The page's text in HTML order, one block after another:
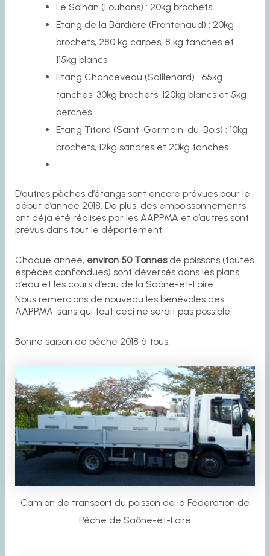
Le Solnan (Louhans) : 20kg brochets
Etang de la Bardière (Frontenaud) : 20kg
brochets, 280 kg carpes, 8 kg tanches et
115kg blancs
Etang Chanceveau (Saillenard) : 65kg
tanches, 30kg brochets, 120kg blancs et 5kg
perches
Etang Titard (Saint-Germain-du-Bois) : 10kg
brochets, 12kg sandres et 20kg tanches.
D’autres pêches d’étangs sont encore prévues pour le
début d’année 2018. De plus, des empoissonnements
ont déjà été réalisés par les AAPPMA et d’autres sont
prévus dans tout le département.
Chaque année, environ 50 Tonnesde poissons (toutes
espèces confondues) sont déversés dans les plans
d’eau et les cours d’eau de la Saône-et-Loire.
Nous remercions de nouveau les bénévoles des
AAPPMA, sans qui tout ceci ne serait pas possible.
Bonne saison de pêche 2018 à tous.
Camion de transport du poisson de la Fédération de
Pêche de Saône-et-Loire